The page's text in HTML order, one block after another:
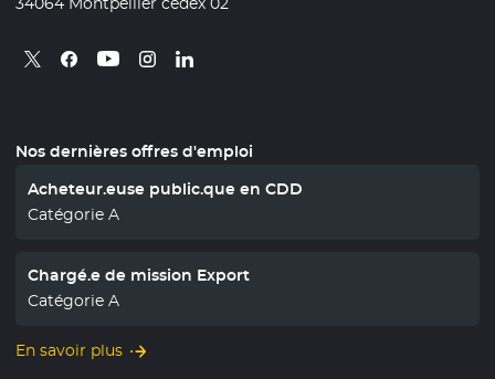
Retrouvez nous sur X
- Nouvelle fenêtre
Retrouvez nous sur Facebook
- Nouvelle fenêtre
Retrouvez nous sur Youtube
- Nouvelle fenêtre
Retrouvez nous sur Instagram
- Nouvelle fenêtre
Retrouvez nous sur Linkedin
- Nouvelle fenêtre
Nos dernières offres d'emploi
Acheteur.euse public.que en CDD
Catégorie A
Chargé.e de mission Export
Catégorie A
En savoir plus